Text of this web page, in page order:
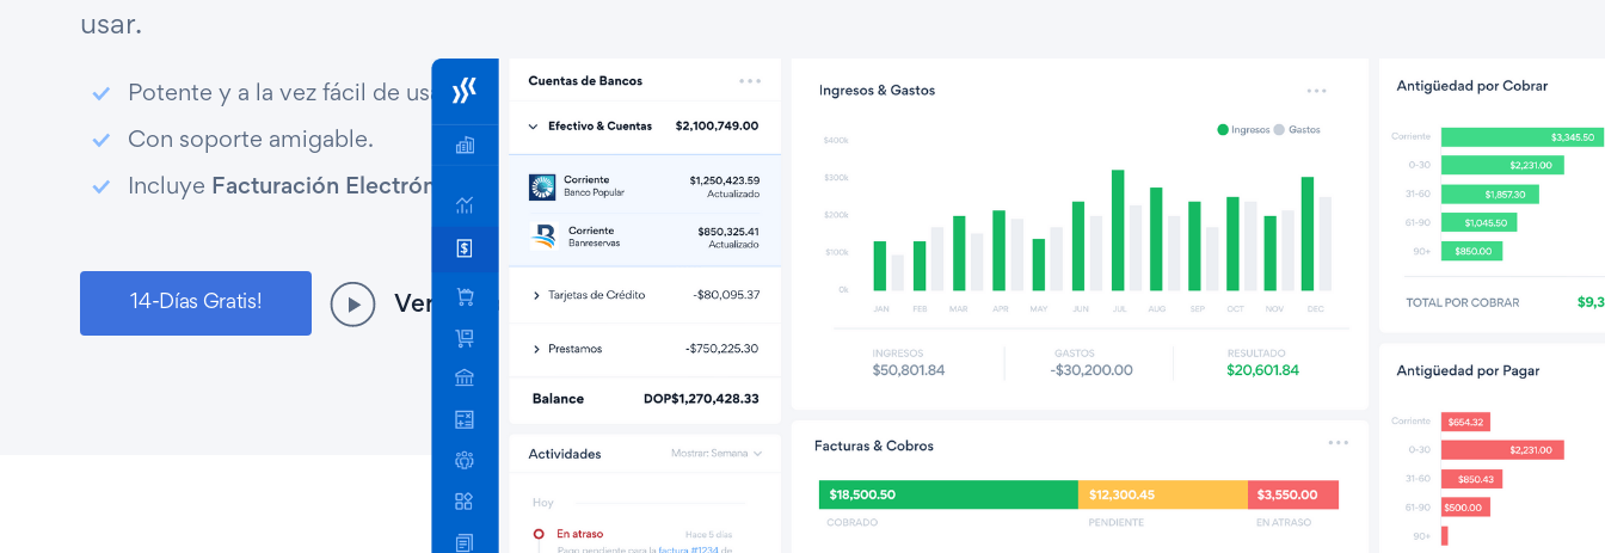
usar.
Potente y a la vez fácil de usar.
Con soporte amigable.
Incluye Facturación Electrónica
14-Días Gratis! Ver vídeo
Slide 2 of 2.